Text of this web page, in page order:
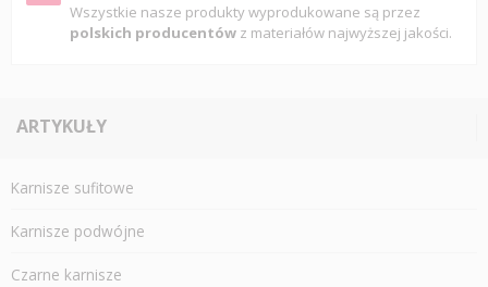
Wszystkie nasze produkty wyprodukowane są przez
polskich producentów z materiałów najwyższej jakości.
ARTYKUŁY
Karnisze sufitowe
Karnisze podwójne
Czarne karnisze